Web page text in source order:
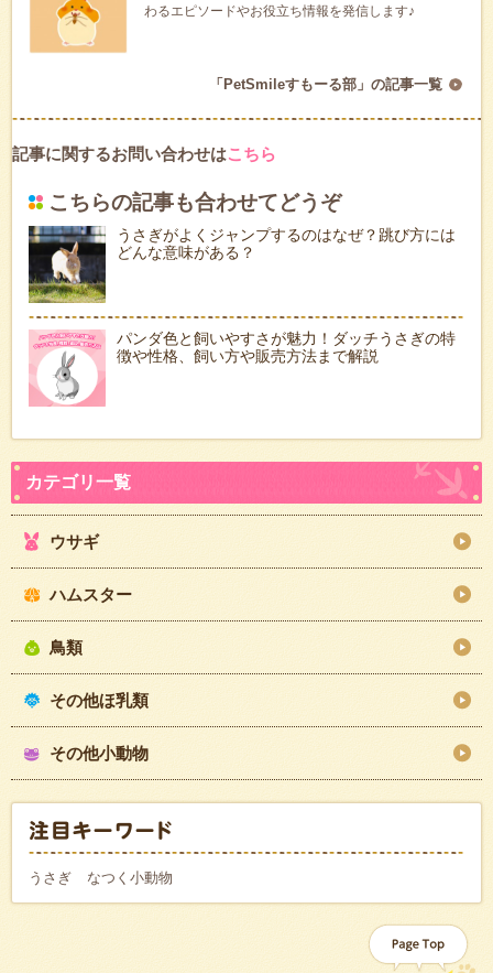
わるエピソードやお役立ち情報を発信します♪
「PetSmileすもーる部」の記事一覧
記事に関するお問い合わせはこちら
こちらの記事も合わせてどうぞ
うさぎがよくジャンプするのはなぜ？跳び方には
どんな意味がある？
パンダ色と飼いやすさが魅力！ダッチうさぎの特
徴や性格、飼い方や販売方法まで解説
ウサギ
ハムスター
鳥類
その他ほ乳類
その他小動物
うさぎ なつく小動物